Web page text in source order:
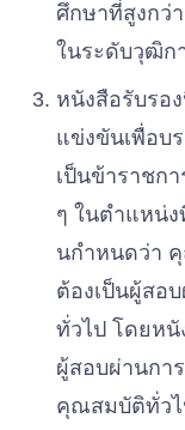
ศึกษาที่สูงกว่
ในระดับวุฒิก
หนังสือรับรอ
แข่งขันเพื่อบ
เป็นข้าราชก
ๆ ในตําแหน่ง
นกําหนดว่า
ต้องเป็นผู้สอ
ทั่วไป โดยหนั
ผู้สอบผ่านกา
คุณสมบัติทั่วไ